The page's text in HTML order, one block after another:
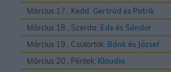
Március 17., Kedd: Gertrúd és Patrik
Március 18., Szerda: Ede és Sándor
Március 19., Csütörtök: Bánk és József
Március 20., Péntek: Klaudia